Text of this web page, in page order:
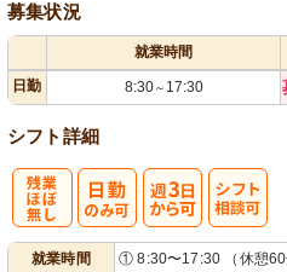
募集状況
就業時間
日勤
8:30～ 17:30
シフト詳細
就業時間 ① 8:30〜17:30 （休憩60